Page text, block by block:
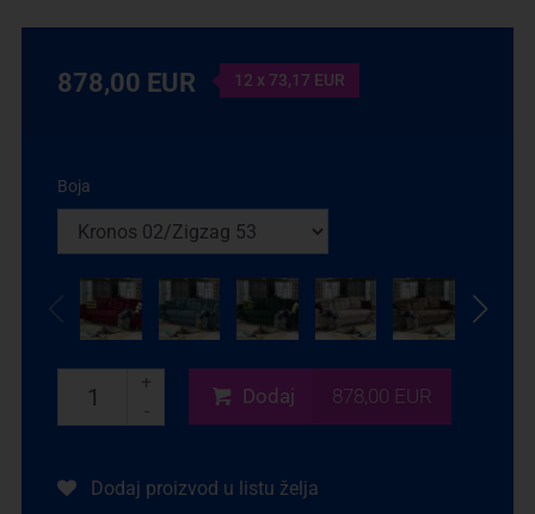
878,00 EUR 12 x 73,17 EUR
Boja
+
-
Dodaj 878,00 EUR
Dodaj proizvod u listu želja